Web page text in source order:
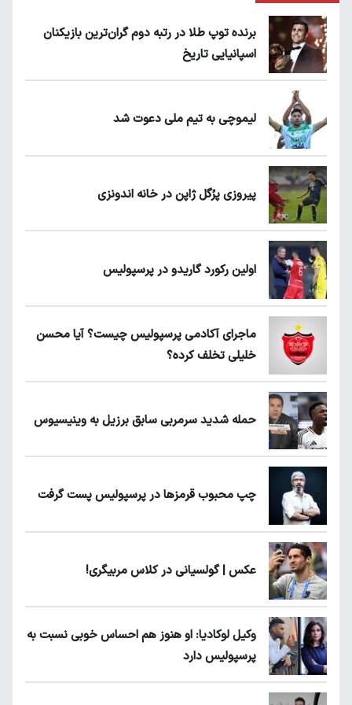
برنده توپ طلا در رتبه دوم گران‌ترین بازیکنان
اسپانیایی تاریخ
لیموچی به تیم ملی دعوت شد
پیروزی پرُگل ژاپن در خانه اندونزی
اولین رکورد گاریدو در پرسپولیس
ماجرای آکادمی پرسپولیس چیست؟ آیا محسن
خلیلی تخلف کرده؟
حمله شدید سرمربی سابق برزیل به وینیسیوس
چپ محبوب قرمزها در پرسپولیس پست گرفت
عکس | گولسیانی در کلاس مربیگری!
وکیل لوکادیا: او هنوز هم احساس خوبی نسبت به
پرسپولیس دارد